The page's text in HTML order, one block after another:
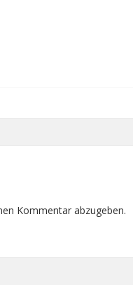
Kommentar abzugeben.